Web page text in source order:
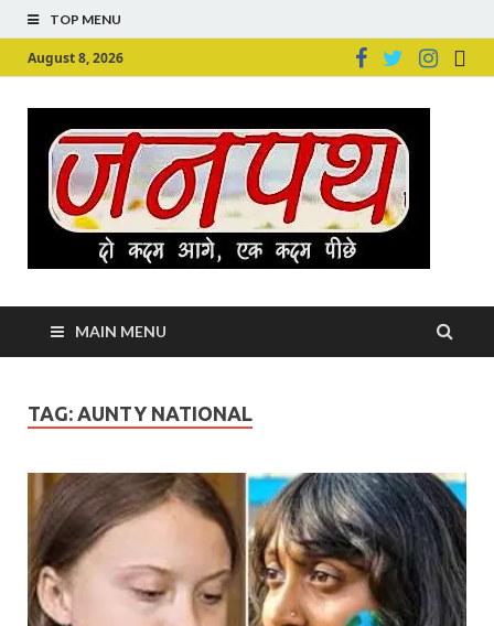
TOP MENU
August 8, 2026
MAIN MENU
TAG: AUNTY NATIONAL